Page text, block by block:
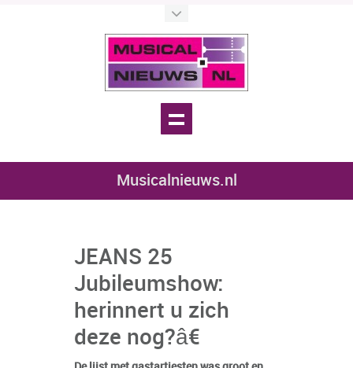
Musicalnieuws.nl
JEANS 25
Jubileumshow:
herinnert u zich
deze nog?â€